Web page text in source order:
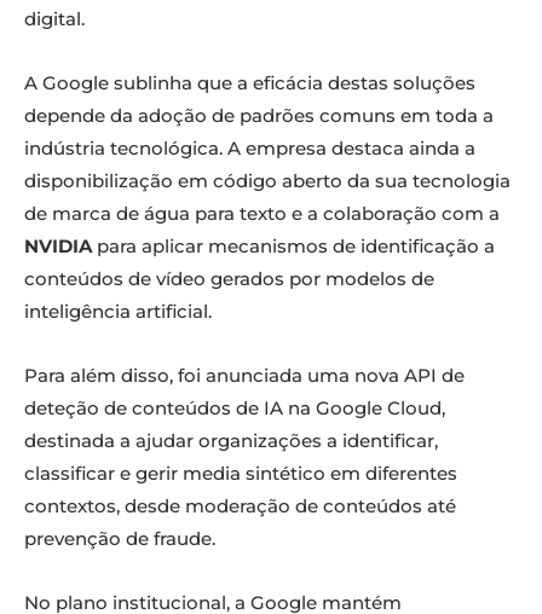
digital.
A Google sublinha que a eficácia destas soluções
depende da adoção de padrões comuns em toda a
indústria tecnológica. A empresa destaca ainda a
disponibilização em código aberto da sua tecnologia
de marca de água para texto e a colaboração com a
NVIDIApara aplicar mecanismos de identificação a
conteúdos de vídeo gerados por modelos de
inteligência artificial.
Para além disso, foi anunciada uma nova API de
deteção de conteúdos de IA na Google Cloud,
destinada a ajudar organizações a identificar,
classificar e gerir media sintético em diferentes
contextos, desde moderação de conteúdos até
prevenção de fraude.
No plano institucional, a Google mantém